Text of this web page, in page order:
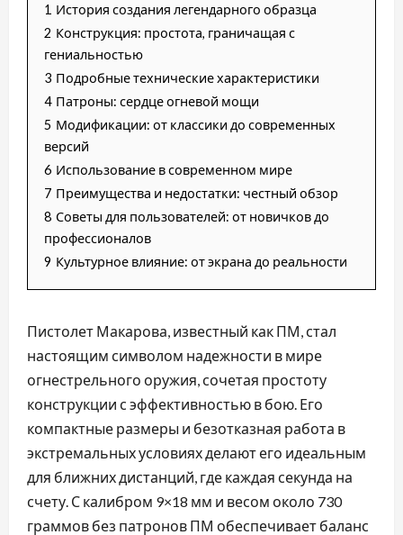
1 История создания легендарного образца
2 Конструкция: простота, граничащая с
гениальностью
3 Подробные технические характеристики
4 Патроны: сердце огневой мощи
5 Модификации: от классики до современных
версий
6 Использование в современном мире
7 Преимущества и недостатки: честный обзор
8 Советы для пользователей: от новичков до
профессионалов
9 Культурное влияние: от экрана до реальности
Пистолет Макарова, известный как ПМ, стал
настоящим символом надежности в мире
огнестрельного оружия, сочетая простоту
конструкции с эффективностью в бою. Его
компактные размеры и безотказная работа в
экстремальных условиях делают его идеальным
для ближних дистанций, где каждая секунда на
счету. С калибром 9×18 мм и весом около 730
граммов без патронов ПМ обеспечивает баланс